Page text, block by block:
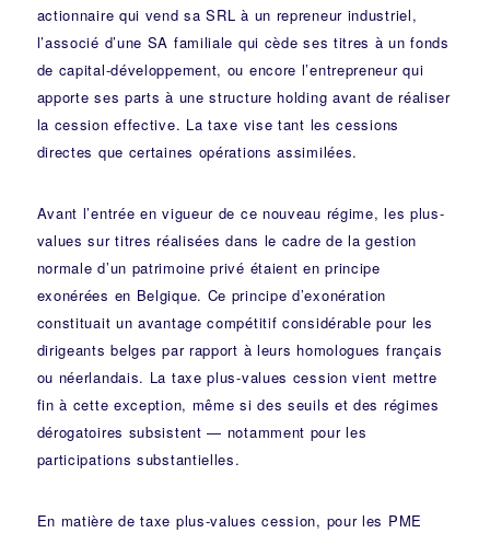
actionnaire qui vend sa SRL à un repreneur industriel,
l’associé d’une SA familiale qui cède ses titres à un fonds
de capital-développement, ou encore l’entrepreneur qui
apporte ses parts à une structure holding avant de réaliser
la cession effective. La taxe vise tant les cessions
directes que certaines opérations assimilées.
Avant l’entrée en vigueur de ce nouveau régime, les plus-
values sur titres réalisées dans le cadre de la gestion
normale d’un patrimoine privé étaient en principe
exonérées en Belgique. Ce principe d’exonération
constituait un avantage compétitif considérable pour les
dirigeants belges par rapport à leurs homologues français
ou néerlandais. La taxe plus-values cession vient mettre
fin à cette exception, même si des seuils et des régimes
dérogatoires subsistent — notamment pour les
participations substantielles.
En matière de taxe plus-values cession, pour les PME